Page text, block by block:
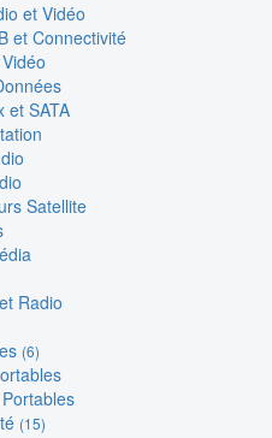
et Vidéo
et Connectivité
et SATA
Satellite
Radio
(6)
(15)